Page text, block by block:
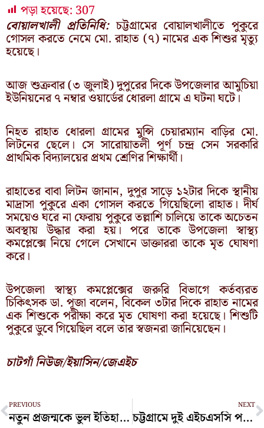
পড়া হয়েছে: 307
বোয়ালখালী প্রতিনিধি:চট্টগ্রামের বোয়ালখালীতে পুকুরে
গোসল করতে নেমে মো. রাহাত (৭) নামের এক শিশুর মৃত্যু
হয়েছে।
আজ শুক্রবার (৩ জুলাই) দুপুরের দিকে উপজেলার আমুচিয়া
ইউনিয়নের ৭ নম্বার ওয়ার্ডের ধোরলা গ্রামে এ ঘটনা ঘটে।
নিহত রাহাত ধোরলা গ্রামের মুন্সি চেয়ারম্যান বাড়ির মো.
লিটনের ছেলে। সে সারোয়াতলী পূর্ণ চন্দ্র সেন সরকারি
প্রাথমিক বিদ্যালয়ের প্রথম শ্রেণির শিক্ষার্থী।
রাহাতের বাবা লিটন জানান, দুপুর সাড়ে ১২টার দিকে স্থানীয়
মাদ্রাসা পুকুরে একা গোসল করতে গিয়েছিলো রাহাত। দীর্ঘ
সময়েও ঘরে না ফেরায় পুকুরে তল্লাশি চালিয়ে তাকে অচেতন
অবস্থায় উদ্ধার করা হয়। পরে তাকে উপজেলা স্বাস্থ্য
কমপ্লেক্সে নিয়ে গেলে সেখানে ডাক্তাররা তাকে মৃত ঘোষণা
করে।
উপজেলা স্বাস্থ্য কমপ্লেক্সের জরুরি বিভাগে কর্তব্যরত
চিকিৎসক ডা. পূজা বলেন, বিকেল ৩টার দিকে রাহাত নামের
এক শিশুকে পরীক্ষা করে মৃত ঘোষণা করা হয়েছে। শিশুটি
পুকুরে ডুবে গিয়েছিল বলে তার স্বজনরা জানিয়েছেন।
চাটগাঁ নিউজ/ইয়াসিন/জেএইচ
Prev
PREVIOUS
নতুন প্রজন্মকে ভুল ইতিহাস গেলানোর চেষ্টা করা হয়েছে: সমাজকল্যাণমন্ত্রী
NEXT
চট্টগ্রামে দুই এইচএসসি পরীক্ষার্থী পরীক্ষা দেবেন শনিবার রাতে